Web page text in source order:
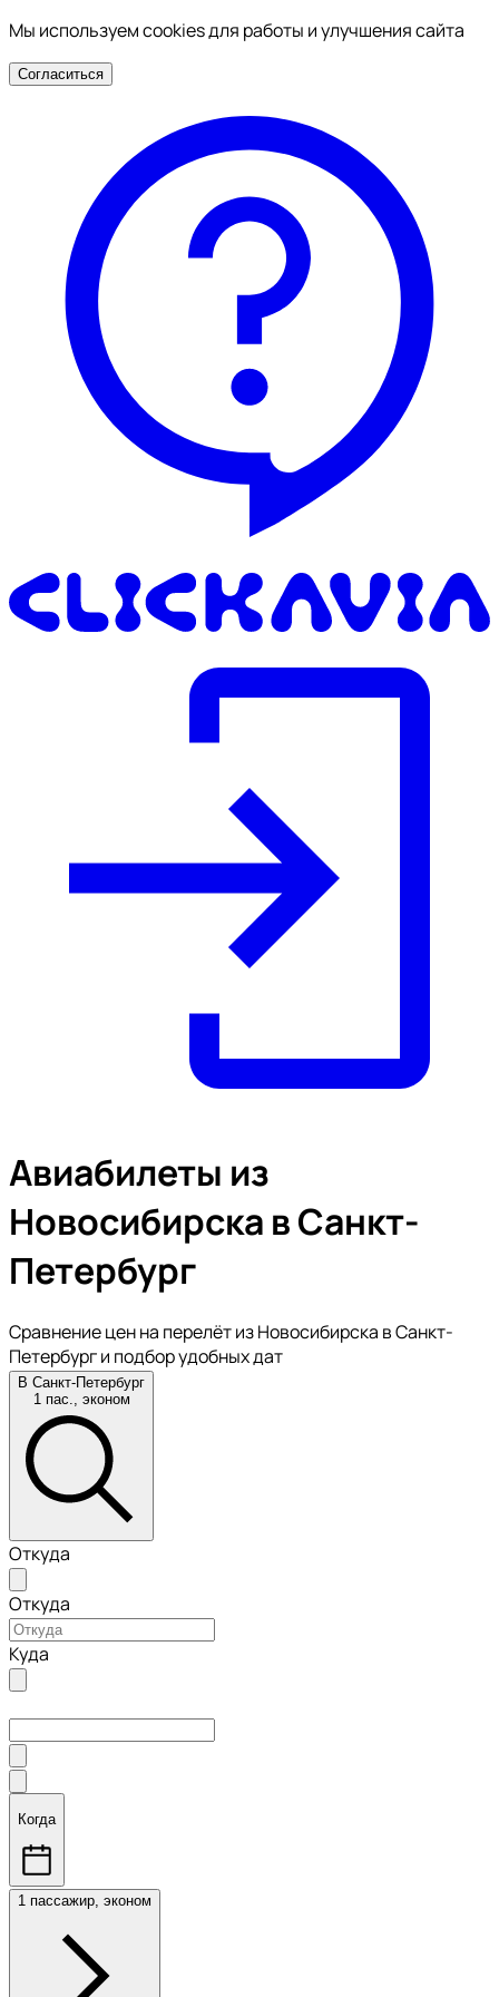
Мы используем cookies для работы и улучшения сайта
Согласиться
Авиабилеты из
Новосибирска в Санкт-
Петербург
Сравнение цен на перелёт из Новосибирска в Санкт-
Петербург и подбор удобных дат
В Санкт-Петербург
1 пас., эконом
Откуда
Откуда
Куда
Когда
1 пассажир, эконом